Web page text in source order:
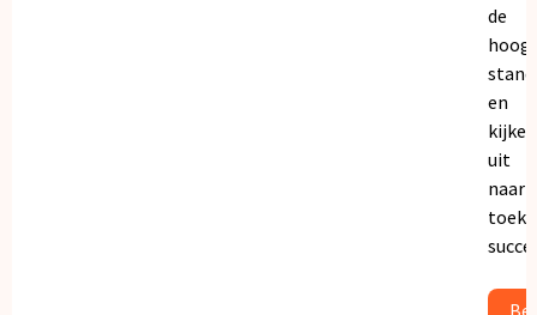
de
en
kijken
uit
naar